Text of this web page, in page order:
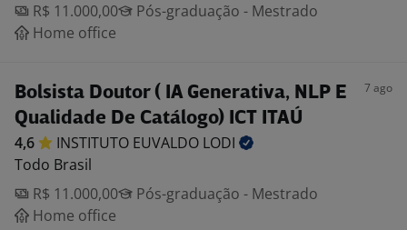
R$ 11.000,00
Pós-graduação - Mestrado
Home office
Bolsista Doutor ( IA Generativa, NLP E
Qualidade De Catálogo) ICT ITAÚ
7 ago
4,6 INSTITUTO EUVALDO LODI
Todo Brasil
R$ 11.000,00
Pós-graduação - Mestrado
Home office